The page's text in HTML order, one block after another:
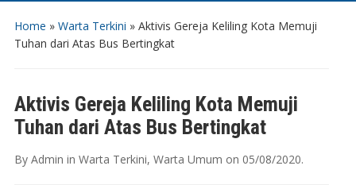
Home » Warta Terkini » Aktivis Gereja Keliling Kota Memuji
Tuhan dari Atas Bus Bertingkat
Aktivis Gereja Keliling Kota Memuji
Tuhan dari Atas Bus Bertingkat
By Admin in Warta Terkini, Warta Umum on 05/08/2020.